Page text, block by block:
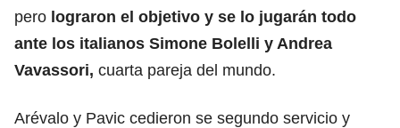
pero lograron el objetivo y se lo jugarán todo
ante los italianos Simone Bolelli y Andrea
Vavassori, cuarta pareja del mundo.
Arévalo y Pavic cedieron se segundo servicio y